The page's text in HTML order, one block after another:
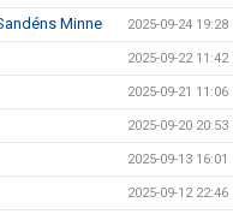
Minne 2025-09-24 19:28
2025-09-22 11:42
2025-09-21 11:06
2025-09-20 20:53
2025-09-13 16:01
2025-09-12 22:46